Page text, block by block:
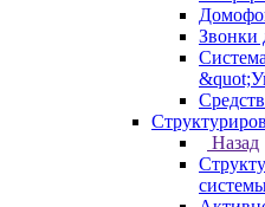
Звонки
Назад